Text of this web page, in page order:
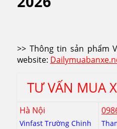
>> Thông tin sản phẩm
website:
TƯ VẤN MUA
Hà Nội
Vinfast Trường Chinh